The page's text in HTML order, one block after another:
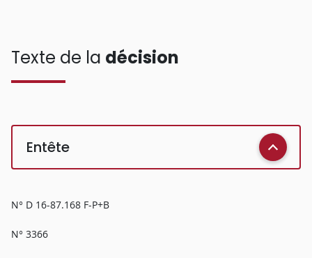
Texte de la décision
Entête
N° D 16-87.168 F-P+B
N° 3366